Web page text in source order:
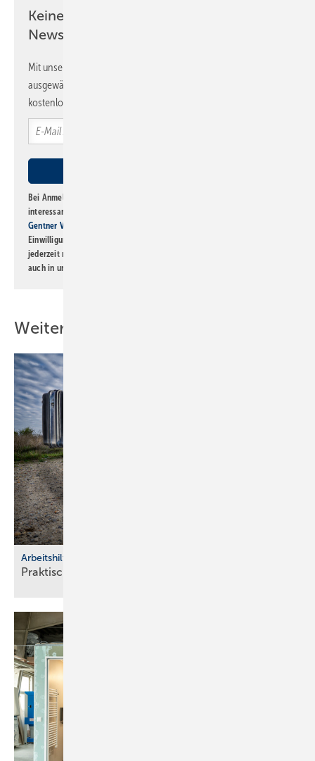
Keine Zeit? Kein Problem mit dem SBZ
Newsletter!
Mit unserem Newsletter erhalten Sie regelmäßig von uns
ausgewählte Informationen und Neuigkeiten, gebündelt und
kostenlos direkt ins Postfach.
Bei Anmeldung zu diesem Newsletter bin ich damit einverstanden, über
interessante Verlags- und Online-Angebote
Gentner Verlag GmbH & Co. KG
Einwilligung kann ich jederzeit widerrufen und eine Abmeldung ist
jederzeit möglich. Informationen zum Umgang mit Daten finden Sie
auch in unserer
Weitere Inhalte
Arbeitshilfen
Praktische Hilfs­mittel für